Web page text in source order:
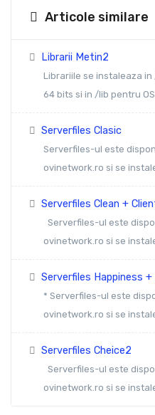
Articole similare
Librarii Metin2
Librariile se instaleaza
64 bits si in /lib pentru
Serverfiles Clasic
Serverfiles-ul este
ovinetwork.ro si se
Serverfiles Clean +
Serverfiles-ul este
ovinetwork.ro si se
Serverfiles Happiness +
* Serverfiles-ul este
ovinetwork.ro si se
Serverfiles Cheice2
Serverfiles-ul este
ovinetwork.ro si se